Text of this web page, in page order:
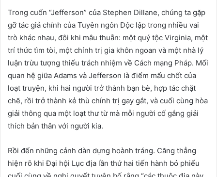
Trong cuốn “Jefferson” của Stephen Dillane, chúng ta gặp
gỡ tác giả chính của Tuyên ngôn Độc lập trong nhiều vai
trò khác nhau, đôi khi mâu thuẫn: một quý tộc Virginia, một
trí thức tìm tòi, một chính trị gia khôn ngoan và một nhà lý
luận trừu tượng thiếu trách nhiệm về Cách mạng Pháp. Mối
quan hệ giữa Adams và Jefferson là điểm mấu chốt của
loạt truyện, khi hai người trở thành bạn bè, hợp tác chặt
chẽ, rồi trở thành kẻ thù chính trị gay gắt, và cuối cùng hòa
giải thông qua một loạt thư từ mà mỗi người cố gắng giải
thích bản thân với người kia.
Rồi đến những cảnh dàn dựng hoành tráng. Căng thẳng
hiện rõ khi Đại hội Lục địa lần thứ hai tiến hành bỏ phiếu